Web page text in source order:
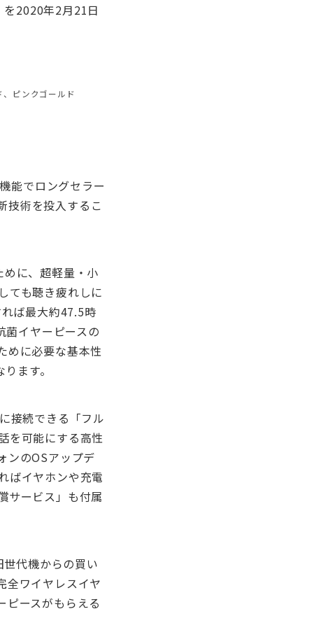
2020年2月21日
ピンクゴールド
能でロングセラー
技術を投入するこ
に、超軽量・小
ても聴き疲れしに
ば最大約47.5時
菌イヤーピースの
めに必要な基本性
ます。
接続できる「フル
を可能にする高性
ンのOSアップデ
ばイヤホンや充電
サービス」も付属
代機からの買い
全ワイヤレスイヤ
ピースがもらえる